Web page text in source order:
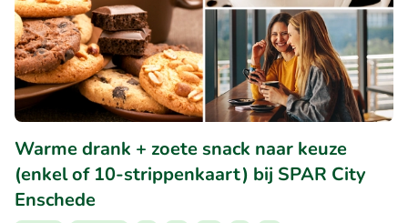
Warme drank + zoete snack naar keuze
(enkel of 10-strippenkaart) bij SPAR City
Enschede